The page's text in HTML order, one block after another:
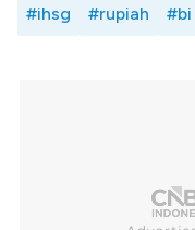
#ihsg #rupiah